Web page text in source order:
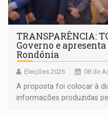
TRANSPARÊNCIA:
Governo e
Rondônia
Eleições 2026 08 de
A proposta foi colocar à
informações produzidas